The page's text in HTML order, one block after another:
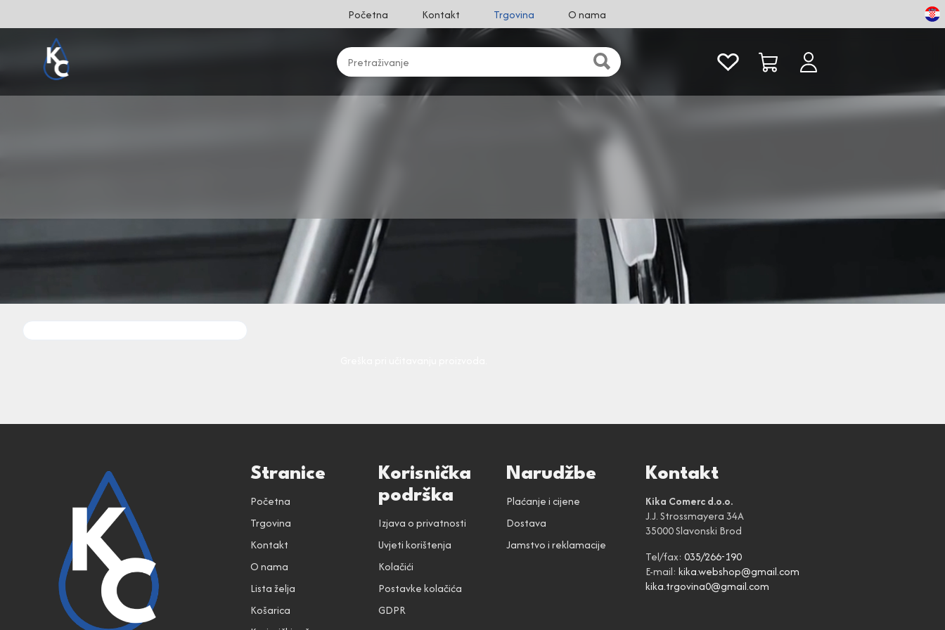
Početna Kontakt Trgovina O nama
Stranice
Početna
Trgovina
Kontakt
O nama
Lista želja
Košarica
Korisnička
podrška
Izjava o privatnosti
Uvjeti korištenja
Kolačići
Postavke kolačića
GDPR
Narudžbe
Plaćanje i cijene
Dostava
Jamstvo i reklamacije
Kontakt
Kika Comerc d.o.o.
J.J. Strossmayera 34A
35000 Slavonski Brod
Tel/fax: 035/266-190
E-mail: kika.webshop@gmail.com
kika.trgovina0@gmail.com